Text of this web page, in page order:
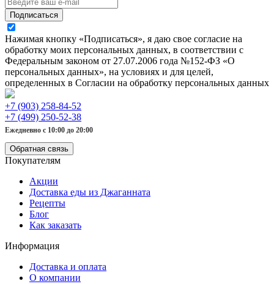
Подписаться
Нажимая кнопку «Подписаться», я даю свое согласие на
обработку моих персональных данных, в соответствии с
Федеральным законом от 27.07.2006 года №152-ФЗ «О
персональных данных», на условиях и для целей,
определенных в Согласии на обработку персональных данных
+7 (903) 258-84-52
+7 (499) 250-52-38
Ежедневно с 10:00 до 20:00
Обратная связь
Покупателям
Акции
Доставка еды из Джаганната
Рецепты
Блог
Как заказать
Информация
Доставка и оплата
О компании